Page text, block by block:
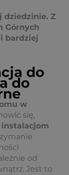
dziedzinie. Z
Górnych
bardziej
do
do
w
się,
instalacjom
od
Jest to